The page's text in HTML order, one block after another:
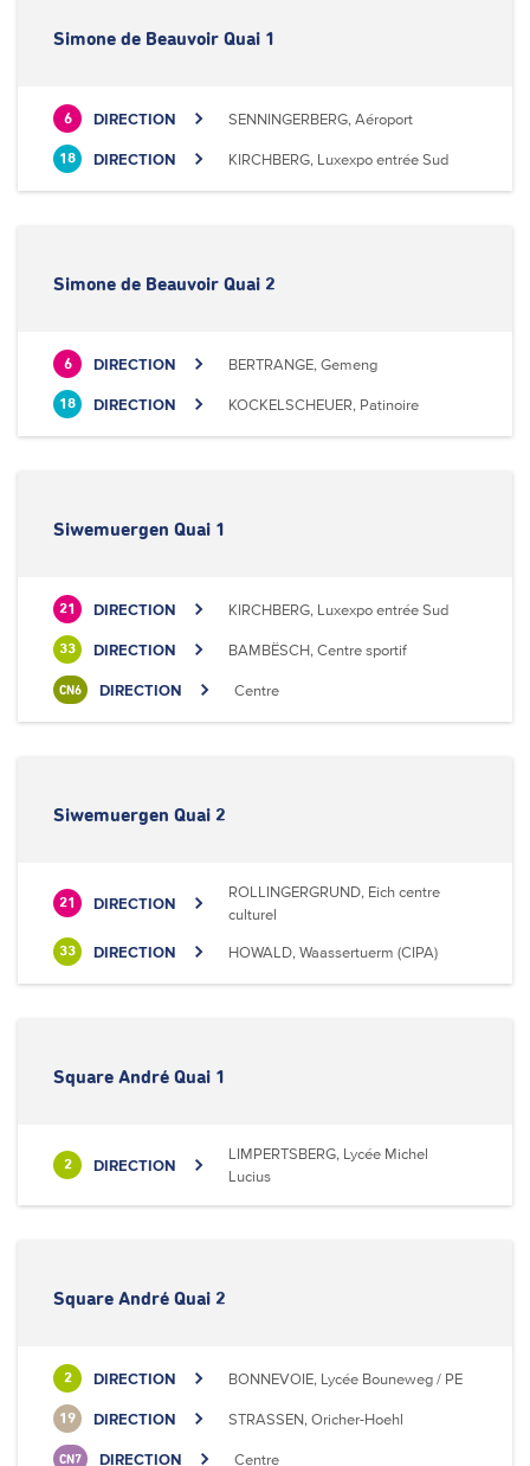
Simone de Beauvoir Quai 1
6 DIRECTION SENNINGERBERG, Aéroport
18 DIRECTION KIRCHBERG, Luxexpo entrée Sud
Simone de Beauvoir Quai 2
6 DIRECTION BERTRANGE, Gemeng
18 DIRECTION KOCKELSCHEUER, Patinoire
Siwemuergen Quai 1
21 DIRECTION KIRCHBERG, Luxexpo entrée Sud
33 DIRECTION BAMBËSCH, Centre sportif
CN6 DIRECTION Centre
Siwemuergen Quai 2
21 DIRECTION
ROLLINGERGRUND, Eich centre
culturel
33 DIRECTION HOWALD, Waassertuerm (CIPA)
Square André Quai 1
2 DIRECTION
LIMPERTSBERG, Lycée Michel
Lucius
Square André Quai 2
2 DIRECTION BONNEVOIE, Lycée Bouneweg / PE
19 DIRECTION STRASSEN, Oricher-Hoehl
CN7 DIRECTION Centre